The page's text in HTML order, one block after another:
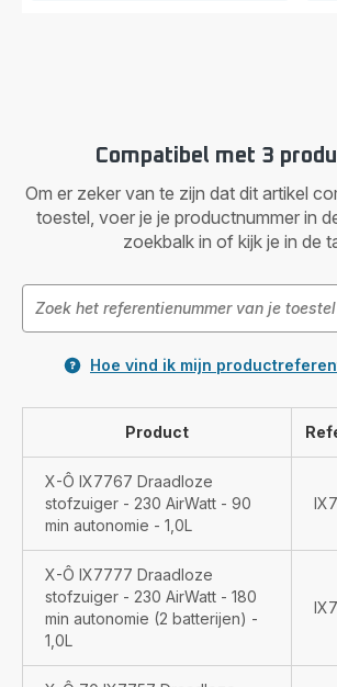
Compatibel met 3
Om er zeker van te zijn dat dit artikel
toestel, voer je je productnummer in
zoekbalk in of kijk je in de
Hoe vind ik mijn
Product
X-Ô IX7767 Draadloze
stofzuiger - 230 AirWatt - 90
min autonomie - 1,0L
X-Ô IX7777 Draadloze
stofzuiger - 230 AirWatt - 180
min autonomie (2 batterijen) -
1,0L